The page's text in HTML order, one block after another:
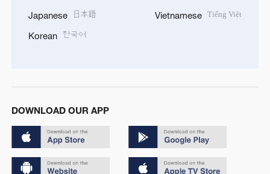
Japanese 日本語
Korean 한국어
Vietnamese Tiếng Việt
DOWNLOAD OUR APP